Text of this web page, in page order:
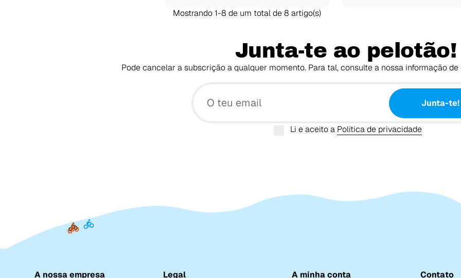
Mostrando 1-8 de um total de 8 artigo(s)
Junta-te ao pelotão!
Pode cancelar a subscrição a qualquer momento. Para tal, consulte a nossa informação
Junta-te!
Li e aceito a Política de privacidade
A nossa empresa Legal A minha conta Contato